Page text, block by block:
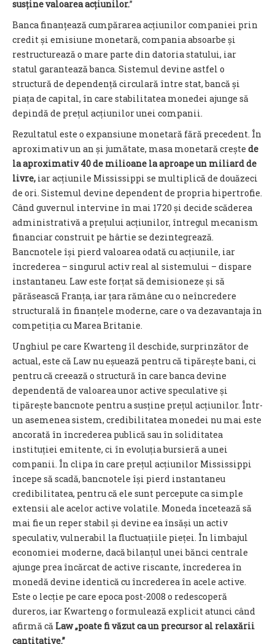
susține valoarea acțiunilor.”
Banca finanțează cumpărarea acțiunilor companiei prin
credit și emisiune monetară, compania absoarbe și
restructurează o mare parte din datoria statului, iar
statul garantează banca. Sistemul devine astfel o
structură de dependență circulară între stat, bancă și
piața de capital, în care stabilitatea monedei ajunge să
depindă de prețul acțiunilor unei companii.
Rezultatul este o expansiune monetară fără precedent. În
aproximativ un an și jumătate, masa monetară crește de
la aproximativ 40 de milioane la aproape un miliard de
livre, iar acțiunile Mississippi se multiplică de douăzeci
de ori. Sistemul devine dependent de propria hipertrofie.
Când guvernul intervine în mai 1720 și decide scăderea
administrativă a prețului acțiunilor, întregul mecanism
financiar construit pe hârtie se dezintegrează.
Bancnotele își pierd valoarea odată cu acțiunile, iar
încrederea – singurul activ real al sistemului – dispare
instantaneu. Law este forțat să demisioneze și să
părăsească Franța, iar țara rămâne cu o neîncredere
structurală în finanțele moderne, care o va dezavantaja în
competiția cu Marea Britanie.
Unghiul pe care Kwarteng îl deschide, surprinzător de
actual, este că Law nu eșuează pentru că tipărește bani, ci
pentru că creează o structură în care banca devine
dependentă de valoarea unor active speculative și
tipărește bancnote pentru a susține prețul acțiunilor. Într-
un asemenea sistem, credibilitatea monedei nu mai este
ancorată în încrederea publică sau în soliditatea
instituției emitente, ci în evoluția bursieră a unei
companii. În clipa în care prețul acțiunilor Mississippi
începe să scadă, bancnotele își pierd instantaneu
credibilitatea, pentru că ele sunt percepute ca simple
extensii ale acelor active volatile. Moneda încetează să
mai fie un reper stabil și devine ea însăși un activ
speculativ, vulnerabil la fluctuațiile pieței. În limbajul
economiei moderne, dacă bilanțul unei bănci centrale
ajunge prea încărcat de active riscante, încrederea în
monedă devine identică cu încrederea în acele active.
Este o lecție pe care epoca post-2008 o redescoperă
dureros, iar Kwarteng o formulează explicit atunci când
afirmă că Law „poate fi văzut ca un precursor al relaxării
cantitative.”